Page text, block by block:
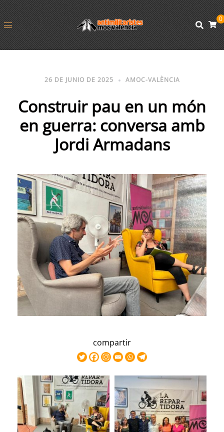
0
26 DE JUNIO DE 2025 AMOC-VALÈNCIA
Construir pau en un món
en guerra: conversa amb
Jordi Armadans
compartir